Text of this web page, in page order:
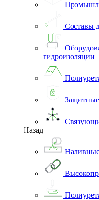
Составы
гидроизоляции
Назад